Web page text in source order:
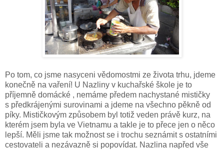
Po tom, co jsme nasyceni vědomostmi ze života trhu, jdeme
konečně na vaření! U Nazliny v kuchařské škole je to
příjemně domácké , nemáme předem nachystané mističky
s předkrájenými surovinami a jdeme na všechno pěkně od
píky. Mističkovým způsobem byl totiž veden právě kurz, na
kterém jsem byla ve Vietnamu a takle je to přece jen o něco
lepší. Měli jsme tak možnost se i trochu seznámit s ostatními
cestovateli a nezávazně si popovídat. Nazlina napřed vše